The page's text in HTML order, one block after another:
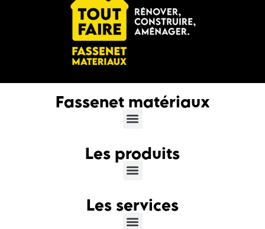
Fassenet matériaux
Les produits
Les services